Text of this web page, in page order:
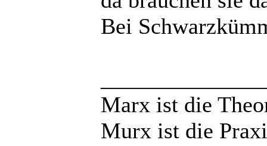
Bei
Marx ist die
Murx ist die